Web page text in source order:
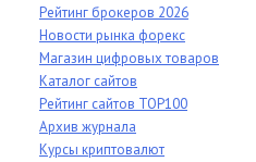
Рейтинг брокеров 2026
Новости рынка форекс
Магазин цифровых товаров
Каталог сайтов
Рейтинг сайтов TOP100
Архив журнала
Курсы криптовалют